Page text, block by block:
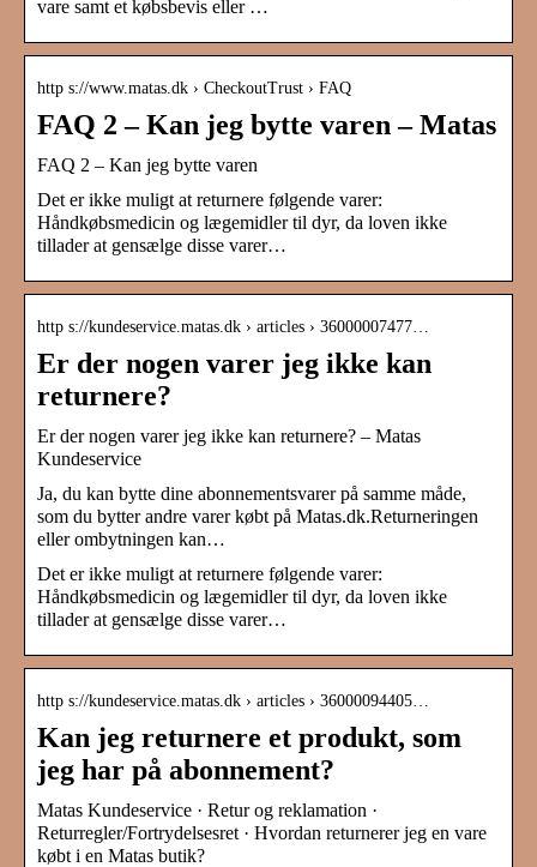
vare samt et købsbevis eller …
http s://www.matas.dk › CheckoutTrust › FAQ
FAQ 2 – Kan jeg bytte varen – Matas
FAQ 2 – Kan jeg bytte varen
Det er ikke muligt at returnere følgende varer:
Håndkøbsmedicin og lægemidler til dyr, da loven ikke
tillader at gensælge disse varer…
http s://kundeservice.matas.dk › articles › 36000007477…
Er der nogen varer jeg ikke kan
returnere?
Er der nogen varer jeg ikke kan returnere? – Matas
Kundeservice
Ja, du kan bytte dine abonnementsvarer på samme måde,
som du bytter andre varer købt på Matas.dk.Returneringen
eller ombytningen kan…
Det er ikke muligt at returnere følgende varer:
Håndkøbsmedicin og lægemidler til dyr, da loven ikke
tillader at gensælge disse varer…
http s://kundeservice.matas.dk › articles › 36000094405…
Kan jeg returnere et produkt, som
jeg har på abonnement?
Matas Kundeservice · Retur og reklamation ·
Returregler/Fortrydelsesret · Hvordan returnerer jeg en vare
købt i en Matas butik?